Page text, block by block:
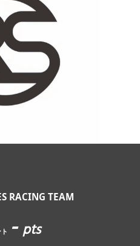
イド
登録
リー
SERIESとは
RACING TEAM
-pts